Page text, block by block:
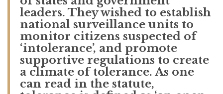
leaders. They wished to establish
national surveillance units to
monitor citizens suspected of
‘intolerance’, and promote
supportive regulations to create
a climate of tolerance. As one
can read in the statute,